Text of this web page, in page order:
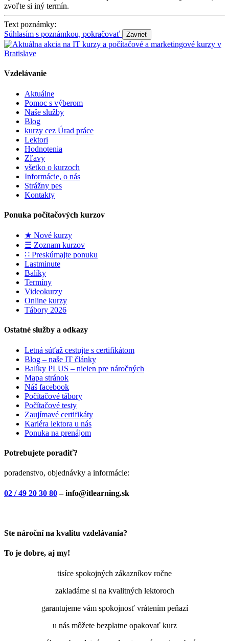
zvoľte si iný termín.
Text poznámky:
Súhlasím s poznámkou, pokračovať
Vzdelávanie
Aktuálne
Pomoc s výberom
Naše služby
Blog
kurzy cez Úrad práce
Lektori
Hodnotenia
Zľavy
všetko o kurzoch
Informácie, o nás
Strážny pes
Kontakty
Ponuka počítačových kurzov
★ Nové kurzy
☰ Zoznam kurzov
∷ Preskúmajte ponuku
Lastminute
Balíky
Termíny
Videokurzy
Online kurzy
Tábory 2026
Ostatné služby a odkazy
Letná súťaž cestujte s certifikátom
Blog – naše IT články
Balíky PLUS – nielen pre náročných
Mapa stránok
Náš facebook
Počítačové tábory
Počítačové testy
Zaujímavé certifikáty
Kariéra lektora u nás
Ponuka na prenájom
Potrebujete poradiť?
poradenstvo, objednávky a informácie:
02 / 49 20 30 80– info@itlearning.sk
Ste nároční na kvalitu vzdelávania?
To je dobre, aj my!
tisíce spokojných zákazníkov ročne
zakladáme si na kvalitných lektoroch
garantujeme vám spokojnosť vrátením peňazí
u nás môžete bezplatne opakovať kurz